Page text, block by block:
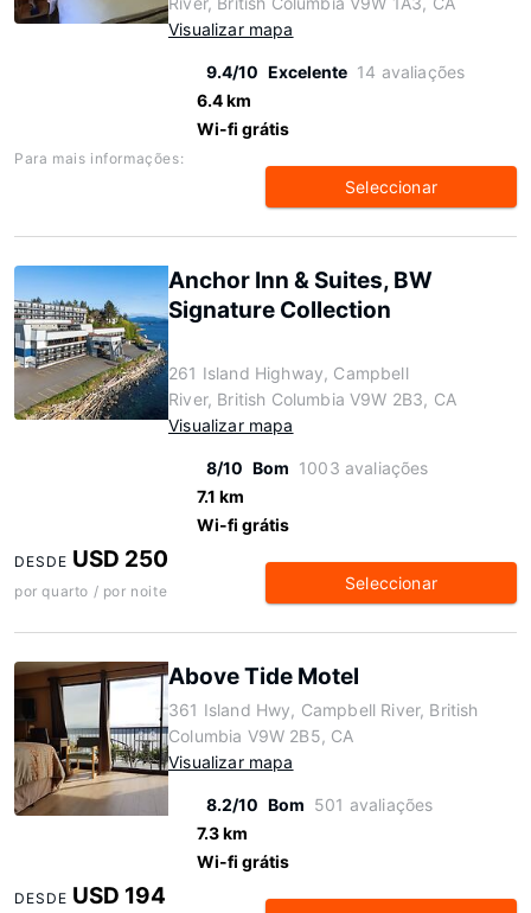
Visualizar mapa
9.4/10 Excelente 14 avaliações
6.4 km
Wi-fi grátis
Para mais informações:
Seleccionar
Anchor Inn & Suites, BW
Signature Collection
261 Island Highway, Campbell
River, British Columbia V9W 2B3, CA
Visualizar mapa
8/10 Bom 1003 avaliações
7.1 km
Wi-fi grátis
DESDE USD 250
por quarto / por noite Seleccionar
Above Tide Motel
361 Island Hwy, Campbell River, British
Columbia V9W 2B5, CA
Visualizar mapa
8.2/10 Bom 501 avaliações
7.3 km
Wi-fi grátis
DESDE USD 194